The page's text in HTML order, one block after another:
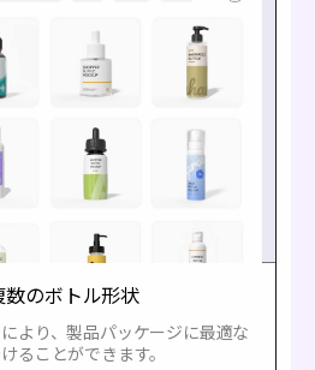
のボトル形状
より、製品パッケージに最適な
ることができます。